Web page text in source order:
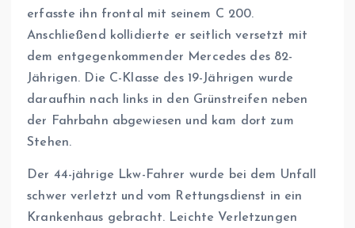
erfasste ihn frontal mit seinem C 200.
Anschließend kollidierte er seitlich versetzt mit
dem entgegenkommender Mercedes des 82-
Jährigen. Die C-Klasse des 19-Jährigen wurde
daraufhin nach links in den Grünstreifen neben
der Fahrbahn abgewiesen und kam dort zum
Stehen.
Der 44-jährige Lkw-Fahrer wurde bei dem Unfall
schwer verletzt und vom Rettungsdienst in ein
Krankenhaus gebracht. Leichte Verletzungen